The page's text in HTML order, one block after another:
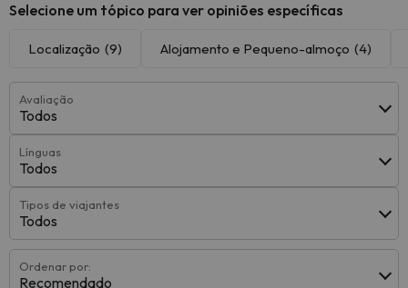
Selecione um tópico para ver opiniões específicas
Localização (9) Alojamento e Pequeno-almoço (4)
Avaliação
Todos
Línguas
Todos
Tipos de viajantes
Todos
Ordenar por:
Recomendado